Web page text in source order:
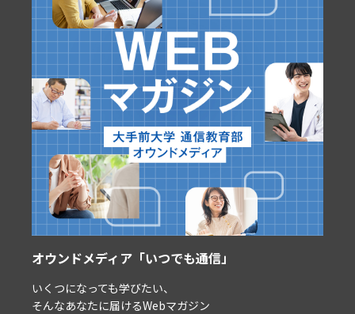
オウンドメディア「いつでも通信」
いくつになっても学びたい、
そんなあなたに届けるWebマガジン